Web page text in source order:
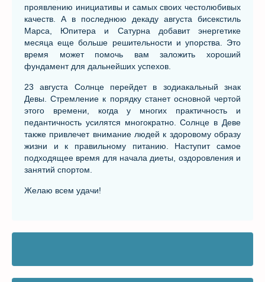
проявлению инициативы и самых своих честолюбивых
качеств. А в последнюю декаду августа бисекстиль
Марса, Юпитера и Сатурна добавит энергетике
месяца еще больше решительности и упорства. Это
время может помочь вам заложить хороший
фундамент для дальнейших успехов.
23 августа Солнце перейдет в зодиакальный знак
Девы. Стремление к порядку станет основной чертой
этого времени, когда у многих практичность и
педантичность усилятся многократно. Солнце в Деве
также привлечет внимание людей к здоровому образу
жизни и к правильному питанию. Наступит самое
подходящее время для начала диеты, оздоровления и
занятий спортом.
Желаю всем удачи!